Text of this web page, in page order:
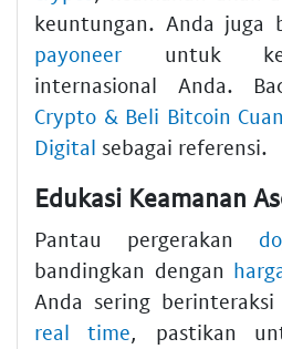
keuntungan. Anda juga
payoneer untuk
internasional Anda.
Crypto & Beli Bitcoin
Digital sebagai referensi.
Edukasi Keamanan
Pantau pergerakan
bandingkan dengan
Anda sering berinteraksi
real time, pastikan